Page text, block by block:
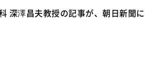
深澤昌夫教授の記事が、朝日新聞